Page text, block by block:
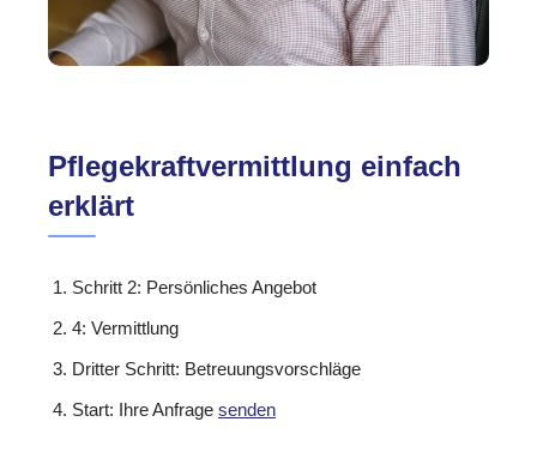
Pflegekraftvermittlung einfach
erklärt
Schritt 2: Persönliches Angebot
4: Vermittlung
Dritter Schritt: Betreuungsvorschläge
Start: Ihre Anfrage senden